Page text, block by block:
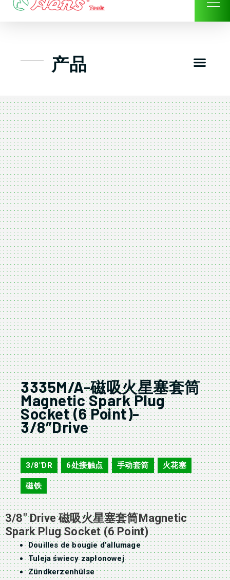
Skip
产品
3335M/A-磁吸火星塞套筒
Magnetic Spark Plug
Socket (6 Point)-
3/8″Drive
3335M/A
3/8"DR , 6处接触点 , 手动套筒 , 火花塞
磁铁
3/8″ Drive 磁吸火星塞套筒Magnetic
Spark Plug Socket (6 Point)
Douilles de bougie d’allumage
Tuleja świecy zapłonowej
Zündkerzenhülse